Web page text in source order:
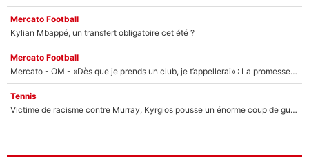
Mercato Football
Kylian Mbappé, un transfert obligatoire cet été ?
Mercato Football
Mercato - OM - «Dès que je prends un club, je t’appellerai» : La promesse de Marcelino au moment de claquer la porte
Tennis
Victime de racisme contre Murray, Kyrgios pousse un énorme coup de gueule !